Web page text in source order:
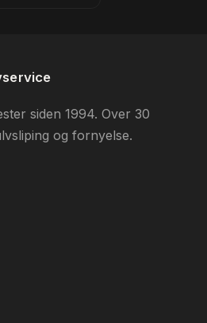
siden 1994. Over 30
og fornyelse.